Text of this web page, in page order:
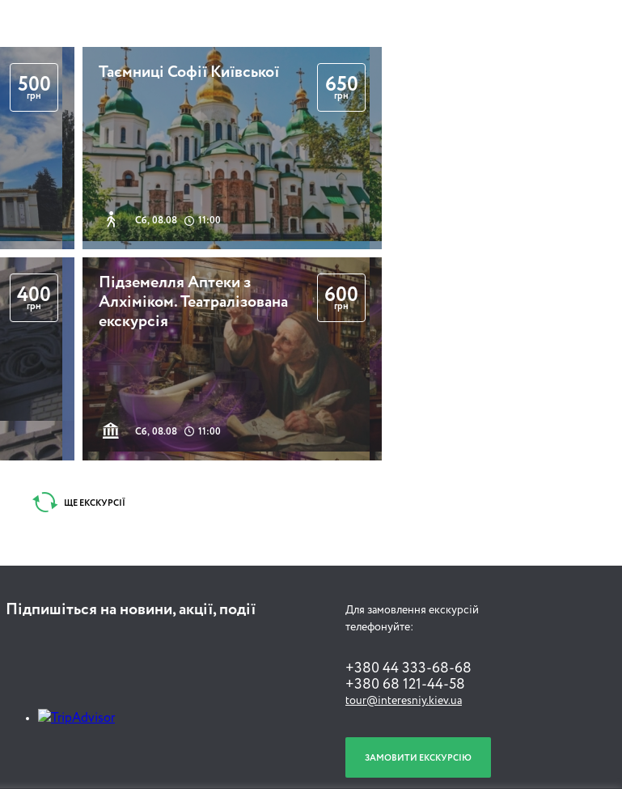
500
грн
Таємниці Софії Київської
Сб, 08.08 11:00
650
грн
400
грн
Підземелля Аптеки з
Алхіміком. Театралізована
екскурсія
Сб, 08.08 11:00
600
грн
ЩЕ ЕКСКУРСІЇ
Підпишіться на новини, акції, події
Для замовлення екскурсій
телефонуйте:
+380 44 333-68-68
+380 68 121-44-58
tour@interesniy.kiev.ua
ЗАМОВИТИ ЕКСКУРСІЮ